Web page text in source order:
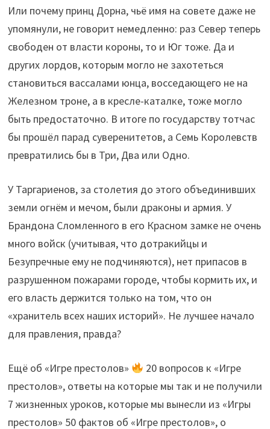
Или почему принц Дорна, чьё имя на совете даже не
упомянули, не говорит немедленно: раз Север теперь
свободен от власти короны, то и Юг тоже. Да и
других лордов, которым могло не захотеться
становиться вассалами юнца, восседающего не на
Железном троне, а в кресле-каталке, тоже могло
быть предостаточно. В итоге по государству тотчас
бы прошёл парад суверенитетов, а Семь Королевств
превратились бы в Три, Два или Одно.
У Таргариенов, за столетия до этого объединивших
земли огнём и мечом, были драконы и армия. У
Брандона Сломленного в его Красном замке не очень
много войск (учитывая, что дотракийцы и
Безупречные ему не подчиняются), нет припасов в
разрушенном пожарами городе, чтобы кормить их, и
его власть держится только на том, что он
«хранитель всех наших историй». Не лучшее начало
для правления, правда?
Ещё об «Игре престолов»
20 вопросов к «Игре
престолов», ответы на которые мы так и не получили
7 жизненных уроков, которые мы вынесли из «Игры
престолов» 50 фактов об «Игре престолов», о